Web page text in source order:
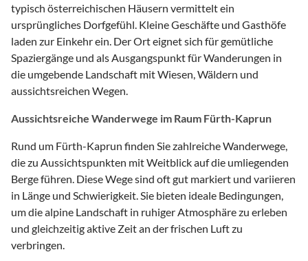
typisch österreichischen Häusern vermittelt ein
ursprüngliches Dorfgefühl. Kleine Geschäfte und Gasthöfe
laden zur Einkehr ein. Der Ort eignet sich für gemütliche
Spaziergänge und als Ausgangspunkt für Wanderungen in
die umgebende Landschaft mit Wiesen, Wäldern und
aussichtsreichen Wegen.
Aussichtsreiche Wanderwege im Raum Fürth-Kaprun
Rund um Fürth-Kaprun finden Sie zahlreiche Wanderwege,
die zu Aussichtspunkten mit Weitblick auf die umliegenden
Berge führen. Diese Wege sind oft gut markiert und variieren
in Länge und Schwierigkeit. Sie bieten ideale Bedingungen,
um die alpine Landschaft in ruhiger Atmosphäre zu erleben
und gleichzeitig aktive Zeit an der frischen Luft zu
verbringen.